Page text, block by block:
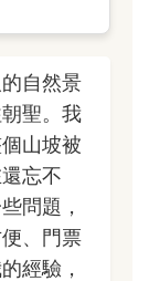
自然景
聖。我
山坡被
忘不
問題，
、門票
經驗，